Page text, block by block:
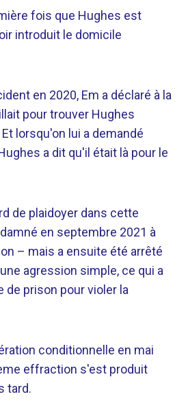
fois que Hughes est
introduit le domicile
en 2020, Em a déclaré à la
pour trouver Hughes
lorsqu'on lui a demandé
a dit qu'il était là pour le
de plaidoyer dans cette
en septembre 2021 à
– mais a ensuite été arrêté
agression simple, ce qui a
de prison pour violer la
conditionnelle en mai
effraction s'est produit
tard.